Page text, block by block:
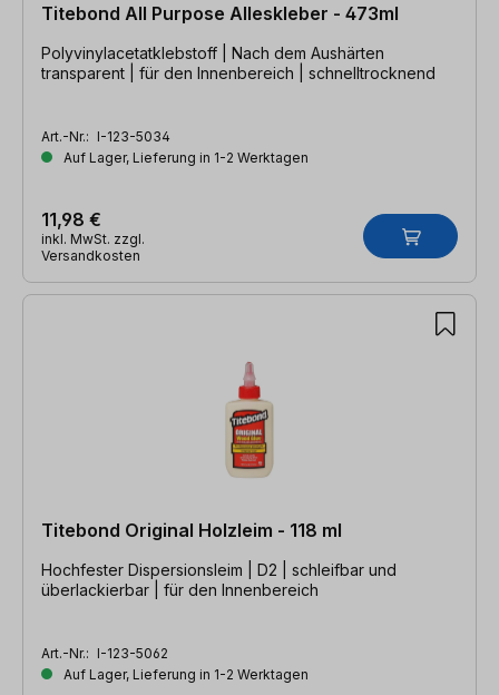
Titebond All Purpose Alleskleber - 473ml
Polyvinylacetatklebstoff | Nach dem Aushärten
transparent | für den Innenbereich | schnelltrocknend
Art.-Nr.: I-123-5034
Auf Lager, Lieferung in 1-2 Werktagen
11,98 €
inkl. MwSt. zzgl.
Versandkosten
Titebond Original Holzleim - 118 ml
Hochfester Dispersionsleim | D2 | schleifbar und
überlackierbar | für den Innenbereich
Art.-Nr.: I-123-5062
Auf Lager, Lieferung in 1-2 Werktagen